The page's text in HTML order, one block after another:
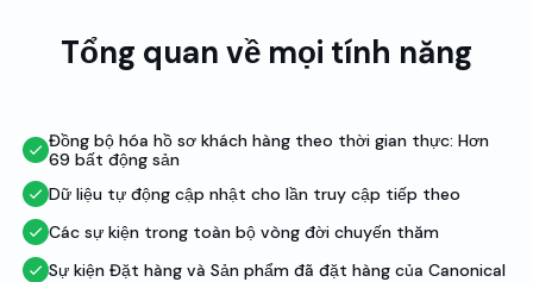
Tổng quan về mọi tính năng
Đồng bộ hóa hồ sơ khách hàng theo thời gian thực: Hơn
69 bất động sản
Dữ liệu tự động cập nhật cho lần truy cập tiếp theo
Các sự kiện trong toàn bộ vòng đời chuyến thăm
Sự kiện Đặt hàng và Sản phẩm đã đặt hàng của Canonical